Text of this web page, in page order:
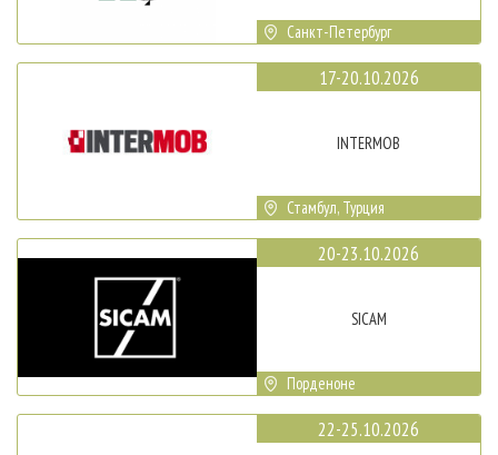
Санкт-Петербург
17-20.10.2026
INTERMOB
Стамбул, Турция
20-23.10.2026
SICAM
Порденоне
22-25.10.2026